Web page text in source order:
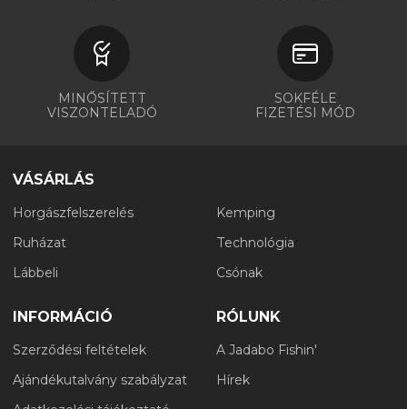
MINŐSÍTETT
VISZONTELADÓ
SOKFÉLE
FIZETÉSI MÓD
VÁSÁRLÁS
Horgászfelszerelés
Ruházat
Lábbeli
Kemping
Technológia
Csónak
INFORMÁCIÓ
Szerződési feltételek
Ajándékutalvány szabályzat
RÓLUNK
A Jadabo Fishin'
Hírek